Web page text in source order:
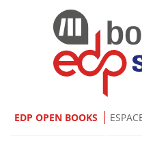
EDP OPEN BOOKS